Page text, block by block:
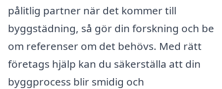
pålitlig partner när det kommer till
byggstädning, så gör din forskning och be
om referenser om det behövs. Med rätt
företags hjälp kan du säkerställa att din
byggprocess blir smidig och